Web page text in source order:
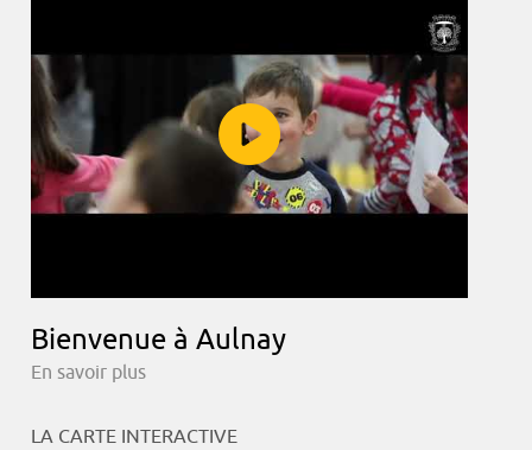
Bienvenue à Aulnay
En savoir plus
LA CARTE INTERACTIVE